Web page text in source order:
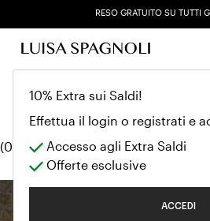
10% Extra sui Saldi!
Effettua il login o registrati e
Accesso agli Extra Saldi
Offerte esclusive
ACCEDI
RESO GRATUITO SU TUTTI
EXTRA SALES: 50% OFF A
Abiti
Abiti
(0 modelli)